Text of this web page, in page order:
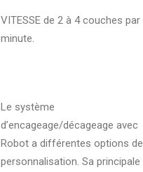
VITESSE de 2 à 4 couches par
minute.
Le système
d’encageage/décageage avec
Robot a différentes options de
personnalisation. Sa principale